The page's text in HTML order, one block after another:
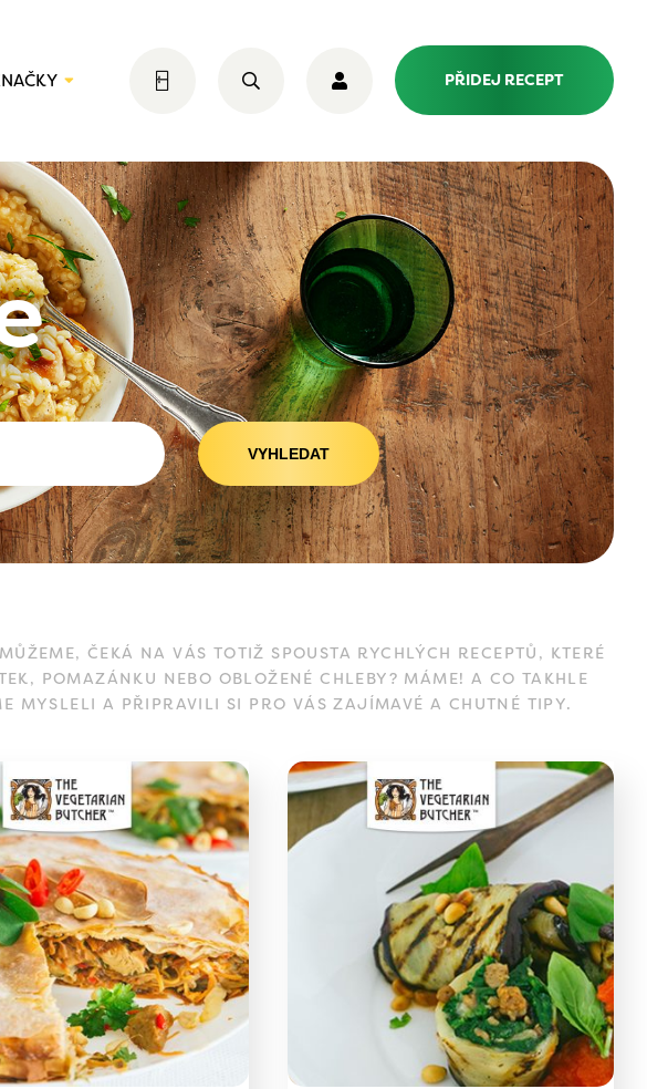
PŘIDEJ RECEPT
VYHLEDAT
ČEKÁ NA VÁS TOTIŽ SPOUSTA RYCHLÝCH RECEPTŮ, KTERÉ
POMAZÁNKU NEBO OBLOŽENÉ CHLEBY? MÁME! A CO TAKHLE
MYSLELI A PŘIPRAVILI SI PRO VÁS ZAJÍMAVÉ A CHUTNÉ TIPY.